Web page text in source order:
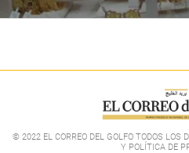
© 2022 EL CORREO DEL GOLFO TODOS LOS
Y POLÍTICA DE